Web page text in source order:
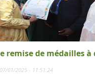
remise de médailles à
01/2025 - 11:51:24